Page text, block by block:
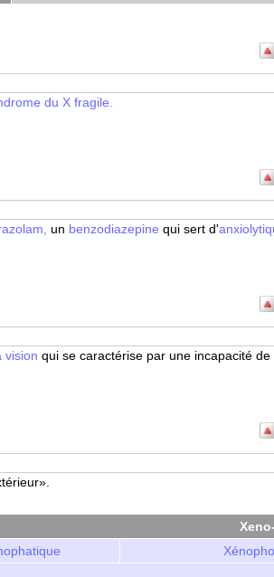
du X fragile.
un benzodiazepine qui sert d'
vision qui se caractérise par une incapacité
Xeno-